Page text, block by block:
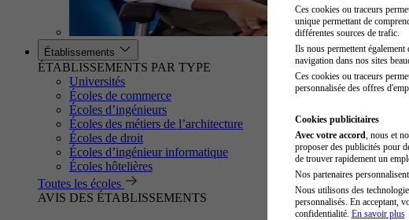
Établissements
ÉTABLISSEMENTS PAR TYPE
Universités
Écoles de commerce
Écoles d’ingénieurs
Écoles des métiers de l’architecture
Écoles de droit
Écoles d’ingénieur informatique
Écoles hôtelières
Toutes les écoles
AVIS DES ÉTABLISSEMENTS
Ces cookies ou traceurs
unique permettant de
différentes sources de trafic.
Ils nous permettent
navigation dans nos sites
Ces cookies ou traceurs
personnalisée des offres
Cookies publicitaires
Avec votre accord , nous et
proposer des publicités pour
de trouver rapidement un
Nos partenaires
Nous utilisons des
personnalisés. En acceptant,
confidentialité. En savoir plus